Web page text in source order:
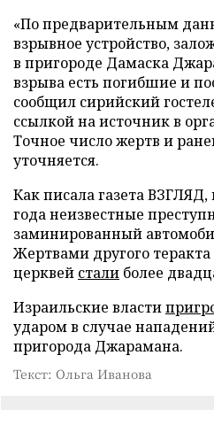
«По предварительным
взрывное устройство,
в пригороде Дамаска
взрыва есть погибшие и
сообщил сирийский
ссылкой на источник в
Точное число жертв и
уточняется.
Как писала газета ВЗГЛЯД,
года неизвестные
заминированный
Жертвами другого
церквей стали более
Израильские власти
ударом в случае
пригорода Джарамана.
Текст: Ольга Иванова